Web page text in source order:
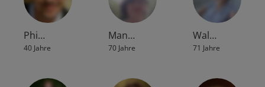
Phi…
40 Jahre
Man…
70 Jahre
Wal…
71 Jahre